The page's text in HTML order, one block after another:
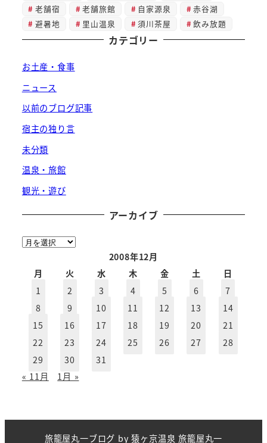
老舗宿
老舗旅館 自家源泉
赤谷湖
避暑地
里山温泉 須川茶屋 飲み放題
カテゴリー
お土産・食事
ニュース
以前のブログ記事
宿主の独り言
未分類
温泉・旅館
観光・遊び
アーカイブ
ア
2008年12月
月
火 水 木 金 土
日
1
2 3 4 5 6
7
8
9 10 11 12 13
14
15
16 17 18 19 20
21
22
23 24 25 26 27
28
29
30
31
« 11月
1月 »
旅籠屋丸一ブログ by猿ヶ京温泉 旅籠屋丸一